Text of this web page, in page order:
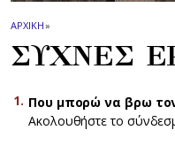
ΑΡΧΙΚΗ»
ΣΥΧΝΕΣ
Που μπορώ να βρω
Ακολουθήστε το